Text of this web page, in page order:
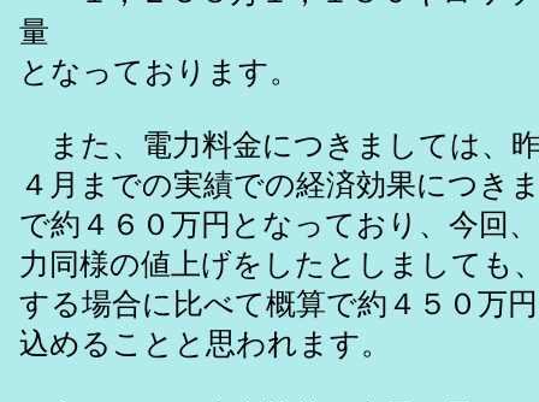
量
となっております。
また、電力料金につきましては、
４月までの実績での経済効果につき
で約４６０万円となっており、今回
力同様の値上げをしたとしましても
する場合に比べて概算で約４５０万
込めることと思われます。